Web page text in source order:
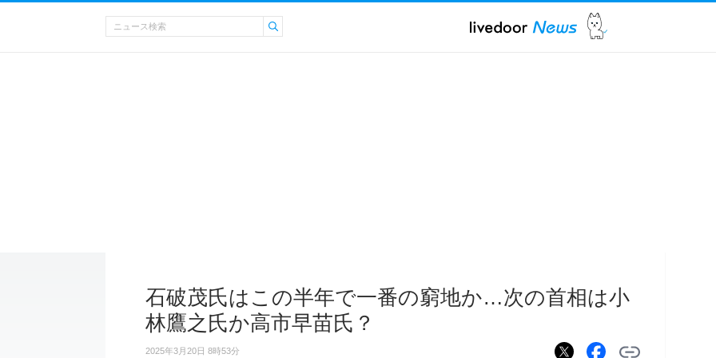
石破茂氏はこの半年で一番の窮地か…次の首相は小
林鷹之氏か高市早苗氏？
2025年3月20日 8時53分